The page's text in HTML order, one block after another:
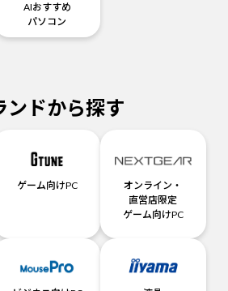
AIおすすめ
パソコン
ンドから探す
ゲーム向けPC
オンライン・
直営店限定
ゲーム向けPC